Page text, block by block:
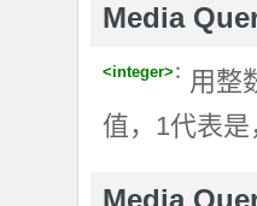
Media
<integer> ：
用整
值，1代表